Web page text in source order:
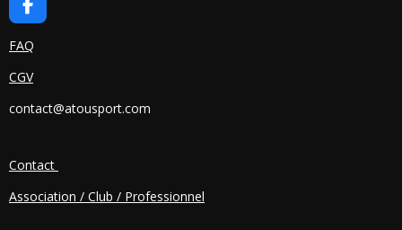
F
A
C
B
O
FAQ
CGV
contact@atousport.com
Contact
Association / Club / Professionnel